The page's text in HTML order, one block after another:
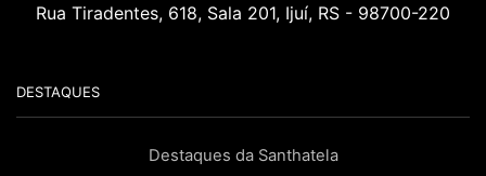
Rua Tiradentes, 618, Sala 201, Ijuí, RS - 98700-220
DESTAQUES
Destaques da Santhatela